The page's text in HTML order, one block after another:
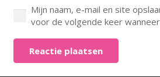
Mijn naam, e-mail en site
voor de volgende keer
Reactie plaatsen